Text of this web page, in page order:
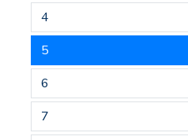
4
5
6
7